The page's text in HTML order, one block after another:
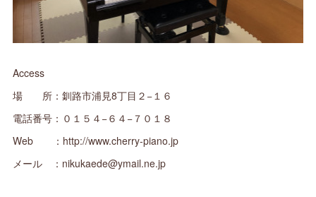
Access
場 所：釧路市浦見8丁目２−１６
電話番号：０１５４−６４−７０１８
Web ：http://www.cherry-piano.jp
メール ：nikukaede@ymail.ne.jp